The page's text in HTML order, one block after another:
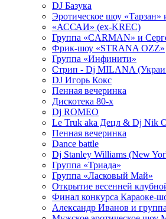
DJ Базука
Эротическое шоу
«АССАИ» (ex-KREC)
Группа «CARMAN» и
Фрик-шоу «STRANA OZZ»
Группа «Инфинити»
Стрип - Dj MILANA
DJ Игорь Кокс
Пенная вечеринка
Дискотека 80-х
Dj ROMEO
Le Truk aka Децл & Dj Nik
Пенная вечеринка
Dance battle
Dj Stanley Williams (New
Группа «Триада»
Группа «Ласковый Май»
Открытие весенней
Финал конкурса Караоке-
Александр Иванов и